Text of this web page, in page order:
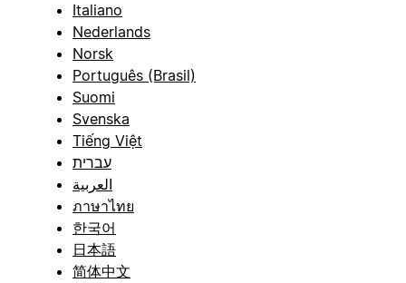
Italiano
Nederlands
Norsk
Português (Brasil)
Suomi
Svenska
Tiếng Việt
עברית
العربية
ภาษาไทย
한국어
日本語
简体中文